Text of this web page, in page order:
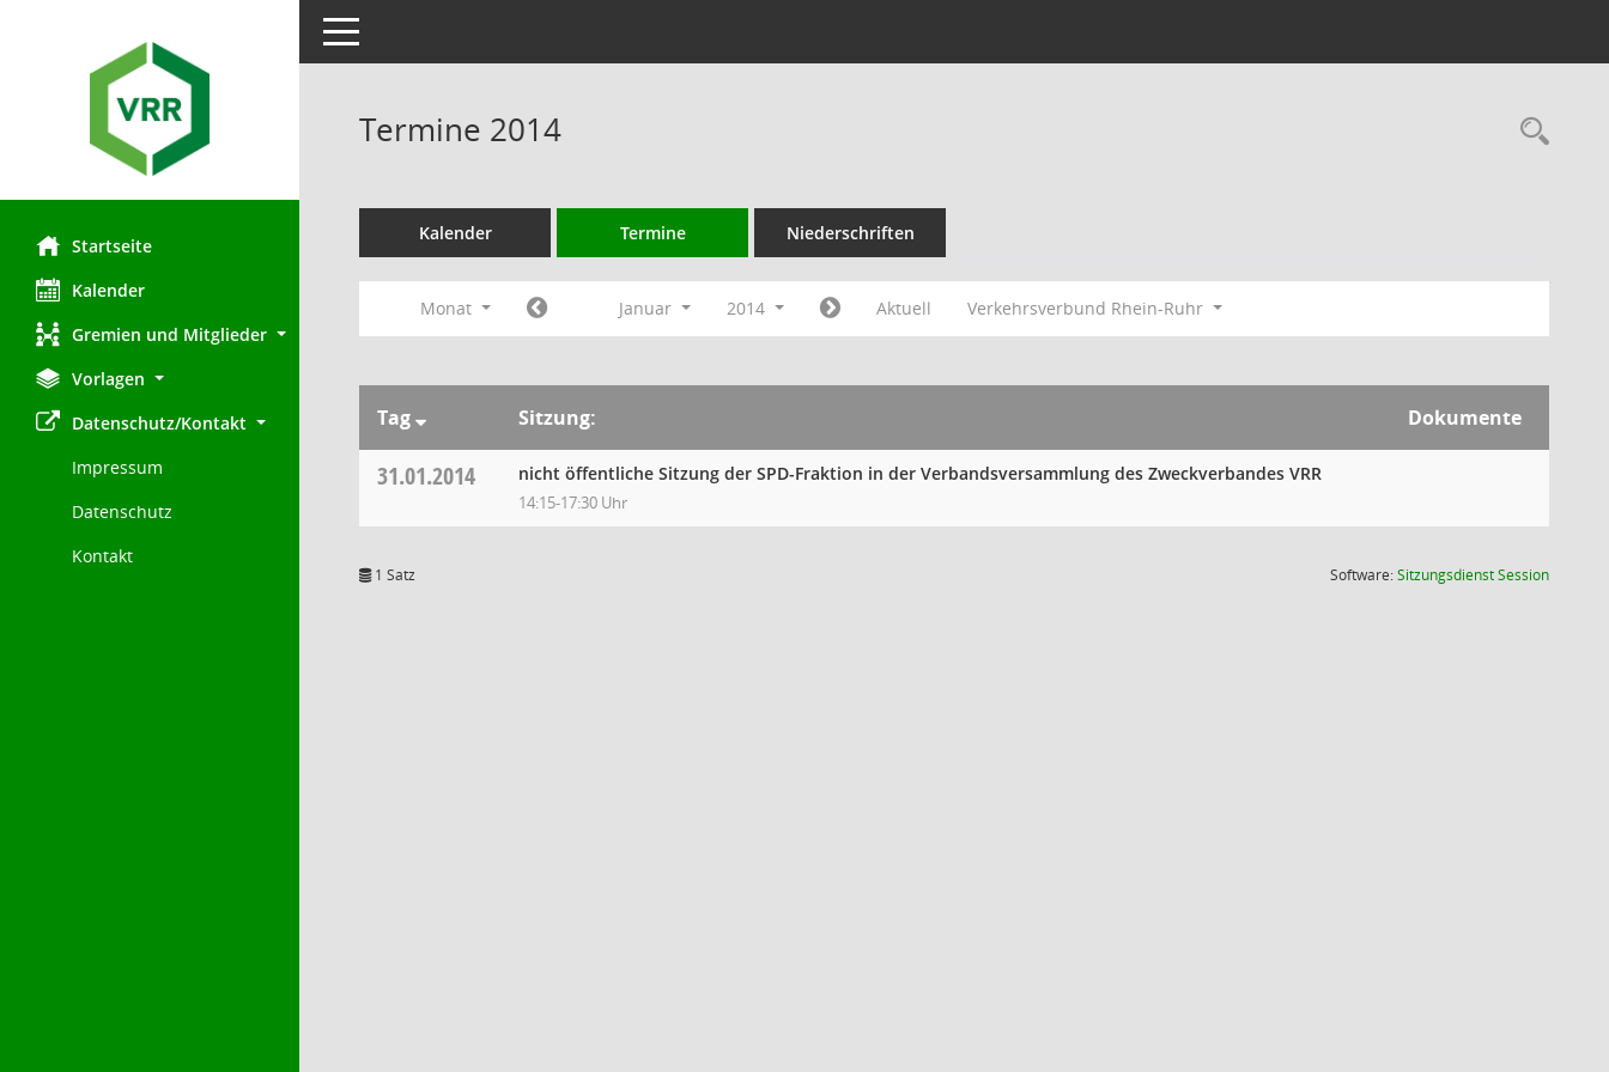
Startseite
Kalender
Gremien und Mitglieder
Vorlagen
Datenschutz/Kontakt
Impressum
Datenschutz
Kontakt
Toggle navigation
Termine 2014
Kalender Termine Niederschriften
Monat Januar 2014 Aktuell Verkehrsverbund Rhein-Ruhr
Tag Sitzung: Dokumente
31.01.2014 nicht öffentliche Sitzung der SPD-Fraktion in der Verbandsversammlung des Zweckverbandes VRR
14:15-17:30 Uhr
1 Satz Software:SitzungsdienstSession(Wird in